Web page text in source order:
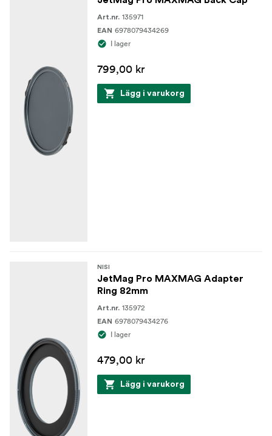
Art.nr. 135971
EAN 6978079434269
I lager
799,00 kr
Lägg i varukorg
NISI
JetMag Pro MAXMAG Adapter
Ring 82mm
Art.nr. 135972
EAN 6978079434276
I lager
479,00 kr
Lägg i varukorg